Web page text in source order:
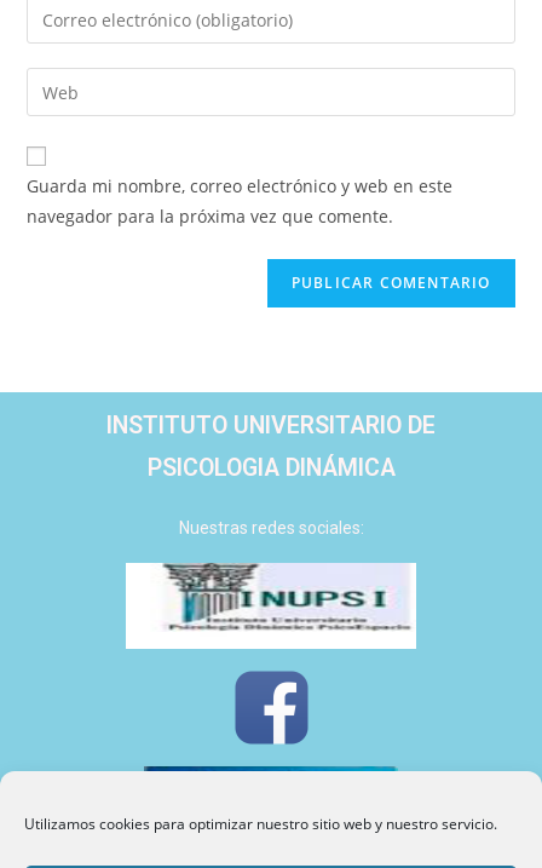
Utilizamos cookies para optimizar nuestro sitio web y nuestro servicio.
Guarda mi nombre, correo electrónico y web en este
navegador para la próxima vez que comente.
INSTITUTO UNIVERSITARIO DE
PSICOLOGIA DINÁMICA
Nuestras redes sociales: